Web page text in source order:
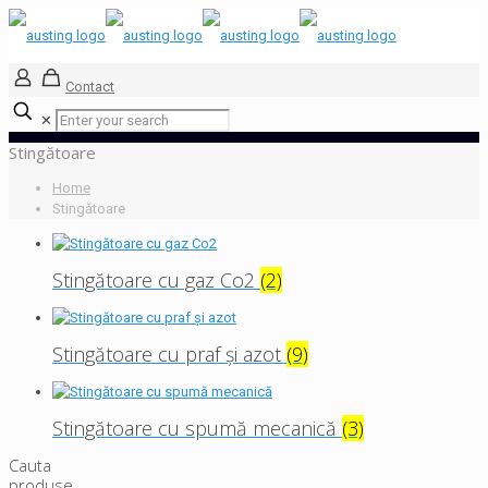
Contact
✕
Stingătoare
Home
Stingătoare
Stingătoare cu gaz Co2 (2)
Stingătoare cu praf și azot (9)
Stingătoare cu spumă mecanică (3)
Cauta